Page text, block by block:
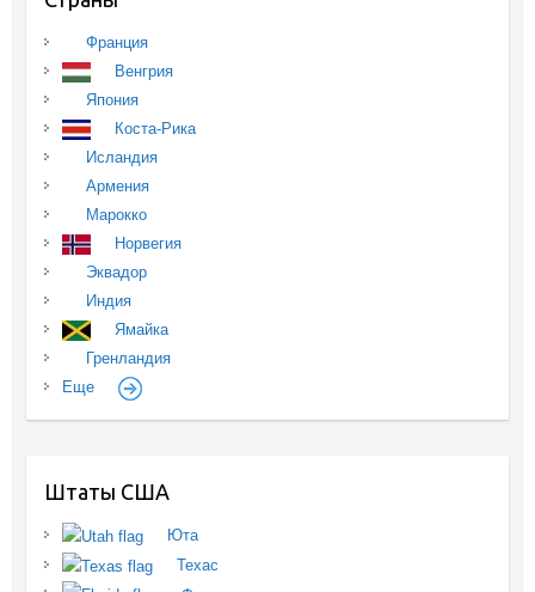
Франция
Венгрия
Япония
Коста-Рика
Исландия
Армения
Марокко
Норвегия
Эквадор
Индия
Ямайка
Гренландия
Еще
Штаты США
Юта
Техас